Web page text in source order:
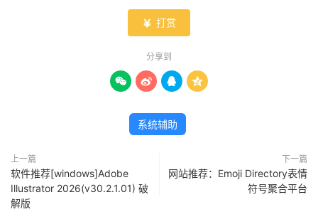
 打赏
分享到
   
系统辅助
上一篇
软件推荐[windows]Adobe
Illustrator 2026(v30.2.1.01) 破
解版
下一篇
网站推荐：Emoji Directory表情
符号聚合平台